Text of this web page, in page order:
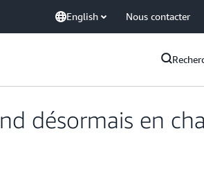
English Nous contacter
désormais en